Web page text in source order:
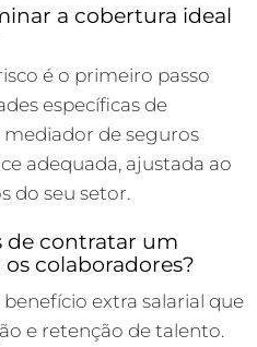
a cobertura ideal
é o primeiro passo
específicas de
de seguros
adequada, ajustada ao
do seu setor.
de contratar um
colaboradores?
extra salarial que
e retenção de talento.